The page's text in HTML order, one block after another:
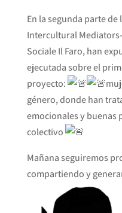
En la segunda parte
Intercultural
Sociale Il Faro, han
ejecutada sobre el
proyecto:
género, donde han
emocionales y buenas
colectivo
Mañana seguiremos
compartiendo y